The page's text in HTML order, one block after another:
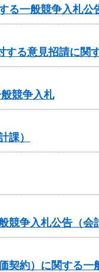
る一般競争入札公
る意見招請に関
競争入札
課）
争入札公告（会
契約）に関する一